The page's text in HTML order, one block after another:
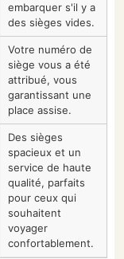
embarquer s'il y a
des sièges vides.
Votre numéro de
siège vous a été
attribué, vous
garantissant une
place assise.
Des sièges
spacieux et un
service de haute
qualité, parfaits
pour ceux qui
souhaitent
voyager
confortablement.